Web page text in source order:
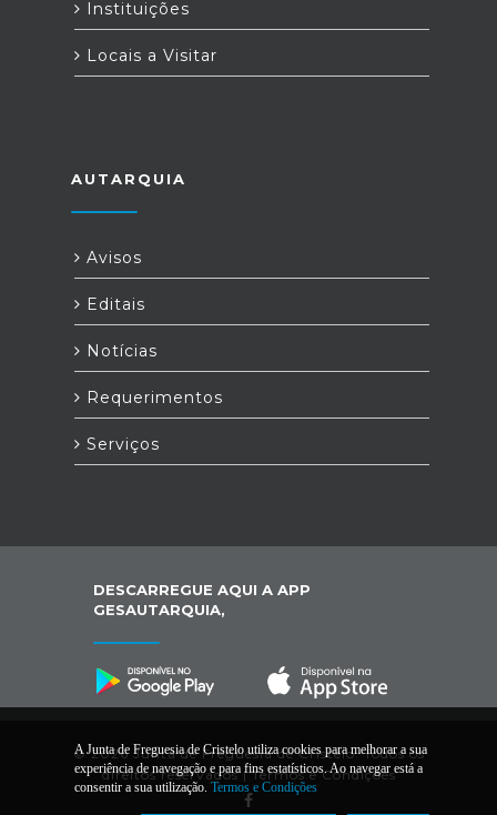
Instituições
Locais a Visitar
AUTARQUIA
Avisos
Editais
Notícias
Requerimentos
Serviços
DESCARREGUE AQUI A APP
GESAUTARQUIA,
© 2026 Junta de Freguesia de Cristelo. Todos os
direitos reservados |Termos e Condições
A Junta de Freguesia de Cristelo utiliza cookies para melhorar a sua
experiência de navegação e para fins estatísticos. Ao navegar está a
consentir a sua utilização. Termos e Condições